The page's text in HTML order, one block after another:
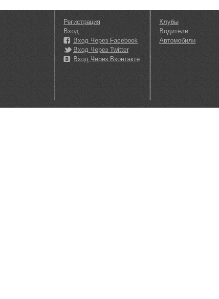
Регистрация
Вход
Вход Через Facebook
Вход Через Twitter
Вход Через Вконтакте
Клубы
Водители
Автомобили